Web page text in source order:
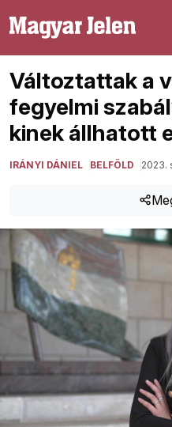
Változtattak a
fegyelmi
kinek állhatott
IRÁNYI DÁNIEL BELFÖLD 2023.